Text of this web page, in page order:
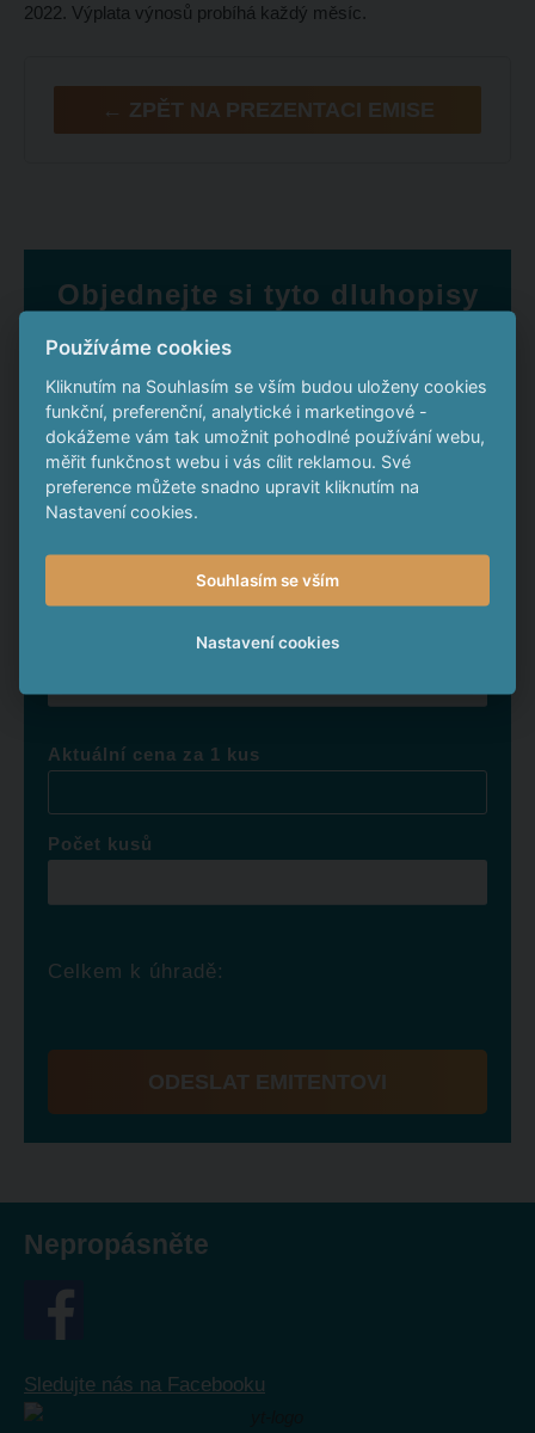
2022. Výplata výnosů probíhá každý měsíc.
← ZPĚT NA PREZENTACI EMISE
Objednejte si tyto dluhopisy
*
Telefon*
E-mail*
Aktuální cena za 1 kus
Počet kusů
Celkem k úhradě:
ODESLAT EMITENTOVI
Nepropásněte
Sledujte nás na Facebooku
Používáme cookies
Kliknutím na Souhlasím se vším budou uloženy cookies
funkční, preferenční, analytické i marketingové -
dokážeme vám tak umožnit pohodlné používání webu,
měřit funkčnost webu i vás cílit reklamou. Své
preference můžete snadno upravit kliknutím na
Nastavení cookies.
Souhlasím se vším
Nastavení cookies